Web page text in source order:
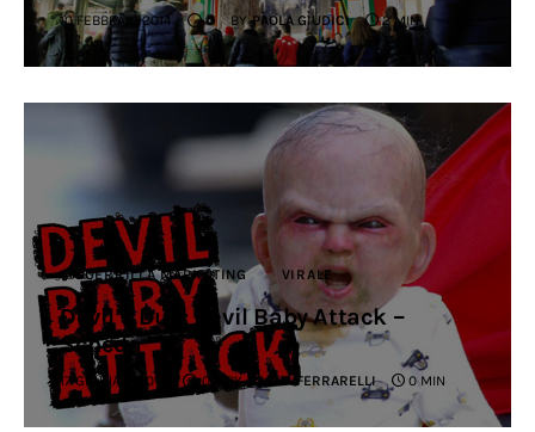
10 FEBBRAIO 2014 0 BY PAOLA GIUDICI 2 MIN
GUERRILLA MARKETING VIRALE
Devil’s Due: Devil Baby Attack –
Scheda
17 GENNAIO 2014 0 BY SACHA FERRARELLI 0 MIN